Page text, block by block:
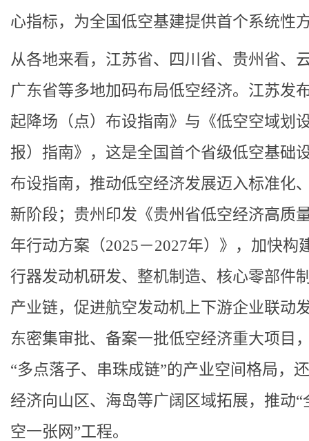
心指标，为全国低空基建提供首个系统性
从各地来看，江苏省、四川省、贵州省、
广东省等多地加码布局低空经济。江苏发
起降场（点）布设指南》与《低空空域划
报）指南》，这是全国首个省级低空基础
布设指南，推动低空经济发展迈入标准化
新阶段；贵州印发《贵州省低空经济高质
年行动方案（2025－2027年）》，加快构
行器发动机研发、整机制造、核心零部件
产业链，促进航空发动机上下游企业联动
东密集审批、备案一批低空经济重大项目
“多点落子、串珠成链”的产业空间格局，
经济向山区、海岛等广阔区域拓展，推动“
空一张网”工程。